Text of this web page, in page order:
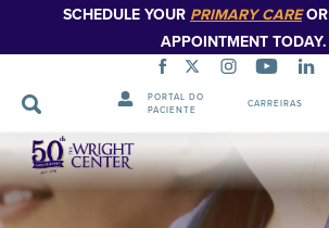
SCHEDULE YOUR PRIMARY CAREOR
APPOINTMENT TODAY.
PORTAL DO
PACIENTE
CARREIRAS
Saltar
navegação